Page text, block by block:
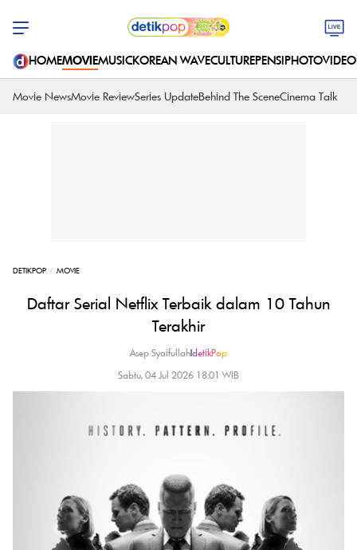
HOMEMOVIEMUSICKOREAN WAVECULTUREPENSIPHOTOVIDEO
Movie NewsMovie ReviewSeries UpdateBehind The SceneCinema Talk
DETIKPOP MOVIE
Daftar Serial Netflix Terbaik dalam 10 Tahun
Terakhir
Asep Syaifullah|detikPop
Sabtu, 04 Jul 2026 18:01 WIB